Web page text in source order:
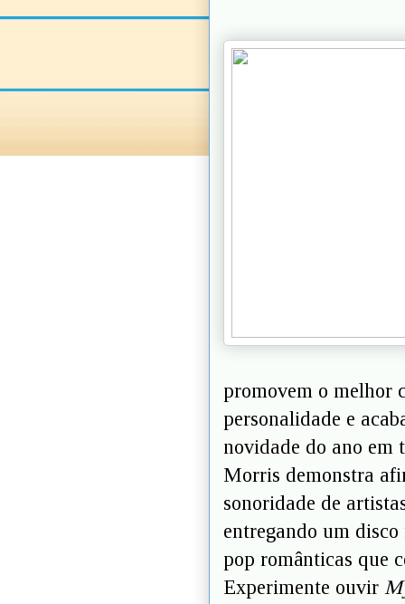
promovem o melhor
personalidade e
novidade do ano em
Morris demonstra
sonoridade de
entregando um
pop românticas que
Experimente ouvir